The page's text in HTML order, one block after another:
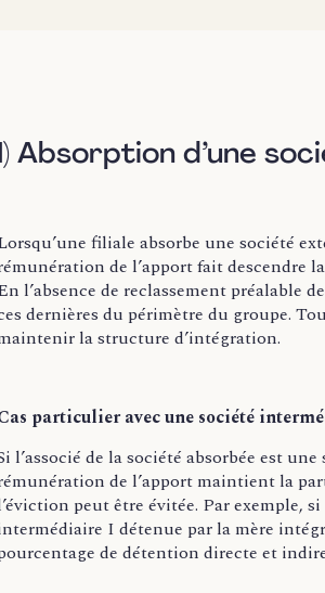
Absorption d’une
filiale absorbe une société
de l’apport fait descendre
l’absence de reclassement préalable
dernières du périmètre du groupe.
la structure d’intégration.
particulier avec une société
l’associé de la société absorbée est
de l’apport maintient la
peut être évitée. Par exemple,
I détenue par la mère
de détention directe et